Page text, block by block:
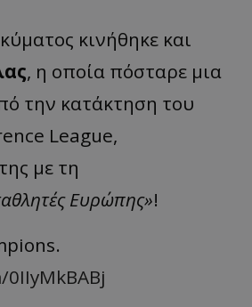
κινήθηκε και
, η οποία πόσταρε μια
την κατάκτηση του
League,
με τη
Ευρώπης»!